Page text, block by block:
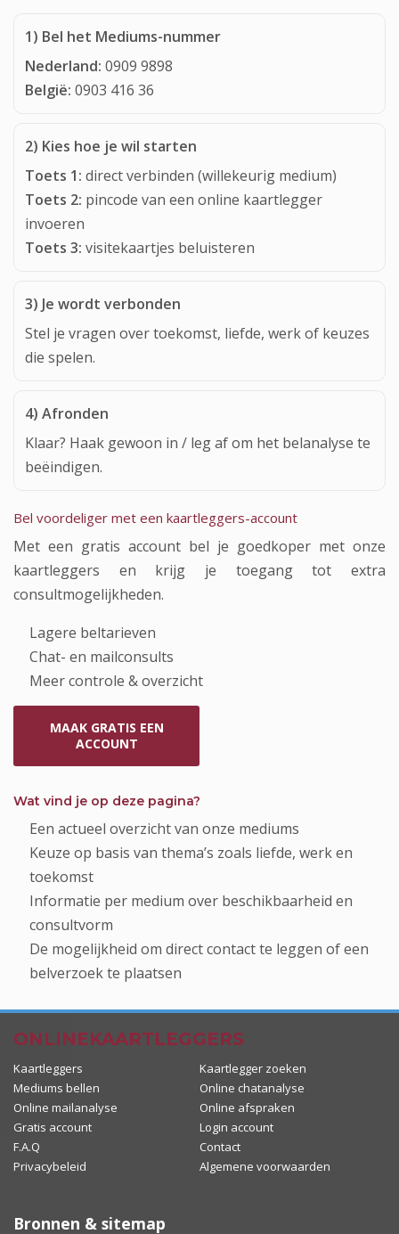
1) Bel het Mediums-nummer
Nederland: 0909 9898
België: 0903 416 36
2) Kies hoe je wil starten
Toets 1: direct verbinden (willekeurig medium)
Toets 2: pincode van een online kaartlegger
invoeren
Toets 3: visitekaartjes beluisteren
3) Je wordt verbonden
Stel je vragen over toekomst, liefde, werk of keuzes
die spelen.
4) Afronden
Klaar? Haak gewoon in / leg af om het belanalyse te
beëindigen.
Bel voordeliger met een kaartleggers-account
Met een gratis account bel je goedkoper met onze
kaartleggers en krijg je toegang tot extra
consultmogelijkheden.
Lagere beltarieven
Chat- en mailconsults
Meer controle & overzicht
MAAK GRATIS EEN
ACCOUNT
Wat vind je op deze pagina?
Een actueel overzicht van onze mediums
Keuze op basis van thema’s zoals liefde, werk en
toekomst
Informatie per medium over beschikbaarheid en
consultvorm
De mogelijkheid om direct contact te leggen of een
belverzoek te plaatsen
ONLINEKAARTLEGGERS
Kaartleggers
Kaartlegger zoeken
Mediums bellen
Online chatanalyse
Online mailanalyse
Online afspraken
Gratis account
Login account
F.A.Q
Contact
Privacybeleid
Algemene voorwaarden
Bronnen & sitemap